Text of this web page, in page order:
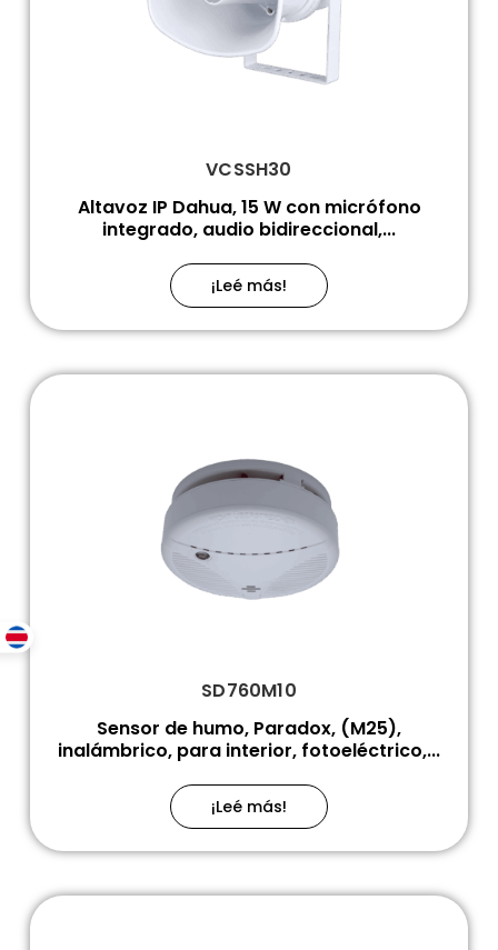
VCSSH30
Altavoz IP Dahua, 15 W con micrófono
integrado, audio bidireccional,...
¡Leé más!
SD760M10
Sensor de humo, Paradox, (M25),
inalámbrico, para interior, fotoeléctrico,...
¡Leé más!